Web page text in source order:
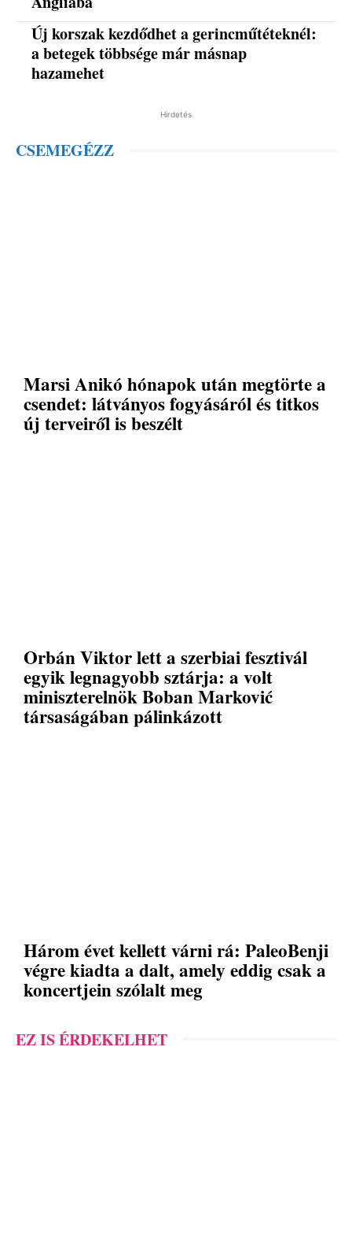
Új korszak kezdődhet a gerincműtéteknél:
a betegek többsége már másnap
hazamehet
Hirdetés
CSEMEGÉZZ
Marsi Anikó hónapok után megtörte a
csendet: látványos fogyásáról és titkos
új terveiről is beszélt
Orbán Viktor lett a szerbiai fesztivál
egyik legnagyobb sztárja: a volt
miniszterelnök Boban Marković
társaságában pálinkázott
Három évet kellett várni rá: PaleoBenji
végre kiadta a dalt, amely eddig csak a
koncertjein szólalt meg
EZ IS ÉRDEKELHET